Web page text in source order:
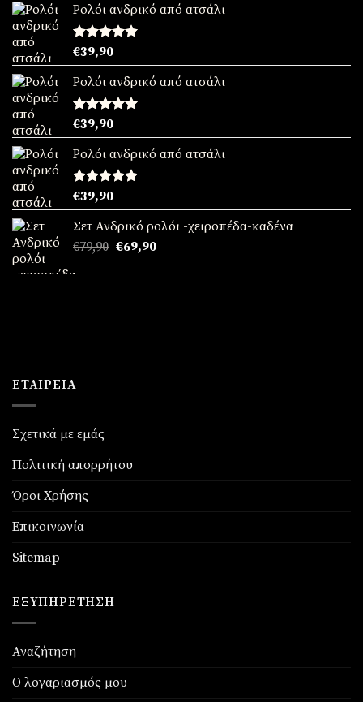
Ρολόι ανδρικό από ατσάλι
Βαθμολογήθηκε
με5.00
από 5
€39,90
Ρολόι ανδρικό από ατσάλι
Βαθμολογήθηκε
με5.00
από 5
€39,90
Ρολόι ανδρικό από ατσάλι
Βαθμολογήθηκε
με5.00
από 5
€39,90
Σετ Ανδρικό ρολόι -χειροπέδα-καδένα
€79,90 Original
€69,90Η
ΕΤΑΙΡΕΊΑ
Σχετικά με εμάς
Πολιτική απορρήτου
Όροι Χρήσης
Επικοινωνία
Sitemap
ΕΞΥΠΗΡΈΤΗΣΗ
Αναζήτηση
Ο λογαριασμός μου